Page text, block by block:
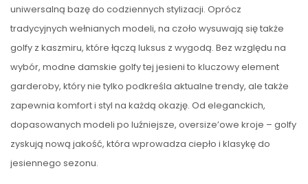
uniwersalną bazę do codziennych stylizacji. Oprócz
tradycyjnych wełnianych modeli, na czoło wysuwają się także
golfy z kaszmiru, które łączą luksus z wygodą. Bez względu na
wybór, modne damskie golfy tej jesieni to kluczowy element
garderoby, który nie tylko podkreśla aktualne trendy, ale także
zapewnia komfort i styl na każdą okazję. Od eleganckich,
dopasowanych modeli po luźniejsze, oversize’owe kroje – golfy
zyskują nową jakość, która wprowadza ciepło i klasykę do
jesiennego sezonu.